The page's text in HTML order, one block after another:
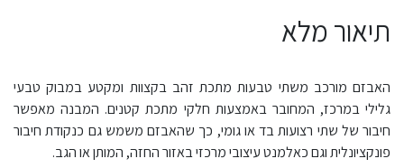
תיאור מלא
האבזם מורכב משתי טבעות מתכת זהב בקצוות ומקטע במבוק טבעי
גלילי במרכז, המחובר באמצעות חלקי מתכת קטנים. המבנה מאפשר
חיבור של שתי רצועות בד או גומי, כך שהאבזם משמש גם כנקודת חיבור
פונקציונלית וגם כאלמנט עיצובי מרכזי באזור החזה, המותן או הגב.